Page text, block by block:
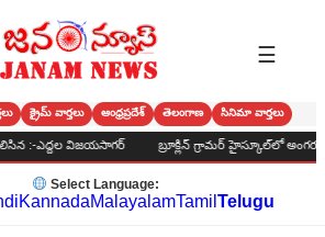
☰
క్రైమ్ వార్తలు ఆంధ్రప్రదేశ్ తెలంగాణ సినిమా వార్తలు
ఎద్దల విజయసాగర్ బ్రూక్లిన్ గ్రామర్ హైస్కూల్‌లో అంగరంగ
Select Language:
KannadaMalayalamTamil Telugu